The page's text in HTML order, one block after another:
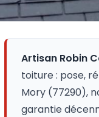
Artisan Robin
toiture : pose,
Mory (77290),
garantie